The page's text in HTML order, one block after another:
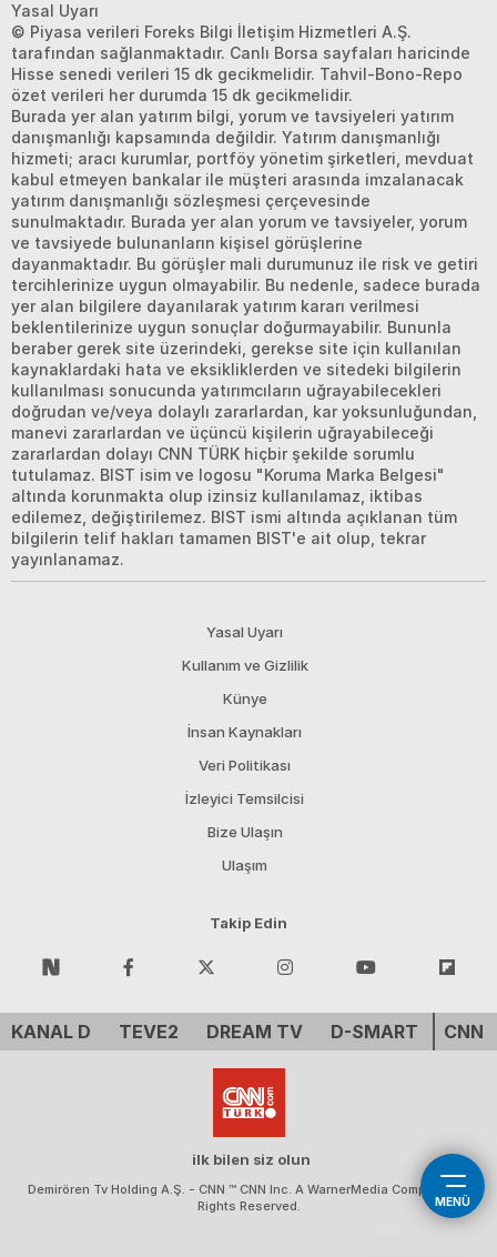
MENÜ
Yasal Uyarı
© Piyasa verileri Foreks Bilgi İletişim Hizmetleri A.Ş.
tarafından sağlanmaktadır. Canlı Borsa sayfaları haricinde
Hisse senedi verileri 15 dk gecikmelidir. Tahvil-Bono-Repo
özet verileri her durumda 15 dk gecikmelidir.
Burada yer alan yatırım bilgi, yorum ve tavsiyeleri yatırım
danışmanlığı kapsamında değildir. Yatırım danışmanlığı
hizmeti; aracı kurumlar, portföy yönetim şirketleri, mevduat
kabul etmeyen bankalar ile müşteri arasında imzalanacak
yatırım danışmanlığı sözleşmesi çerçevesinde
sunulmaktadır. Burada yer alan yorum ve tavsiyeler, yorum
ve tavsiyede bulunanların kişisel görüşlerine
dayanmaktadır. Bu görüşler mali durumunuz ile risk ve getiri
tercihlerinize uygun olmayabilir. Bu nedenle, sadece burada
yer alan bilgilere dayanılarak yatırım kararı verilmesi
beklentilerinize uygun sonuçlar doğurmayabilir. Bununla
beraber gerek site üzerindeki, gerekse site için kullanılan
kaynaklardaki hata ve eksikliklerden ve sitedeki bilgilerin
kullanılması sonucunda yatırımcıların uğrayabilecekleri
doğrudan ve/veya dolaylı zararlardan, kar yoksunluğundan,
manevi zararlardan ve üçüncü kişilerin uğrayabileceği
zararlardan dolayı CNN TÜRK hiçbir şekilde sorumlu
tutulamaz. BIST isim ve logosu "Koruma Marka Belgesi"
altında korunmakta olup izinsiz kullanılamaz, iktibas
edilemez, değiştirilemez. BIST ismi altında açıklanan tüm
bilgilerin telif hakları tamamen BIST'e ait olup, tekrar
yayınlanamaz.
Yasal Uyarı
Kullanım ve Gizlilik
Künye
İnsan Kaynakları
Veri Politikası
İzleyici Temsilcisi
Bize Ulaşın
Ulaşım
Takip Edin
KANAL D TEVE2 DREAM TV D-SMART CNN
ilk bilen siz olun
Demirören Tv Holding A.Ş. - CNN ™ CNN Inc. A WarnerMedia Company. All
Rights Reserved.